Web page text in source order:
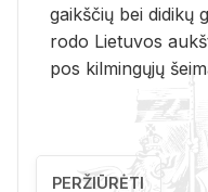
gaikš­čių bei di­di­kų
ro­do Lie­tu­vos
pos kil­min­gų­jų
PERŽIŪRĖTI